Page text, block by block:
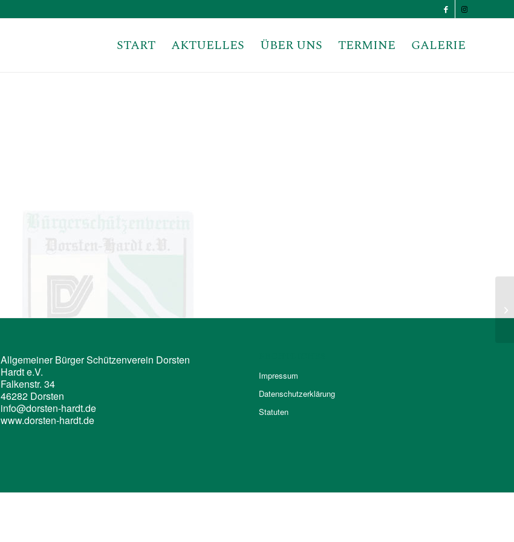
START AKTUELLES ÜBER UNS TERMINE GALERIE
Allgemeiner Bürger Schützenverein Dorsten
Hardt e.V.
Falkenstr. 34
46282 Dorsten
info@dorsten-hardt.de
www.dorsten-hardt.de
Impressum
Datenschutzerklärung
Statuten